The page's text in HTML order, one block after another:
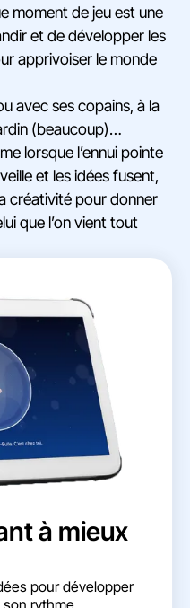
moment de jeu est une
et de développer les
apprivoiser le monde
avec ses copains, à la
(beaucoup)…
lorsque l’ennui pointe
et les idées fusent,
créativité pour donner
que l’on vient tout
à mieux
pour développer
son rythme.